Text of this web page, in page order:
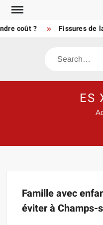
Skip
contentcoût ? Fissures de
Search
ES
Famille avec
éviter à Champs-